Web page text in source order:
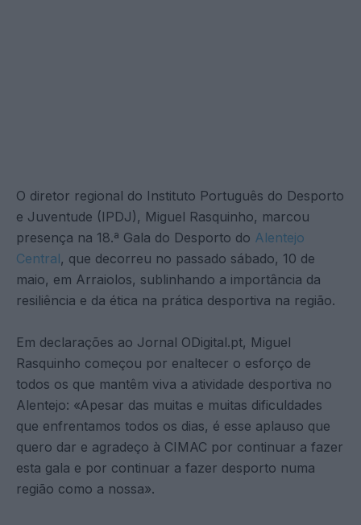
O diretor regional do Instituto Português do Desporto
e Juventude (IPDJ), Miguel Rasquinho, marcou
presença na 18.ª Gala do Desporto do Alentejo
Central, que decorreu no passado sábado, 10 de
maio, em Arraiolos, sublinhando a importância da
resiliência e da ética na prática desportiva na região.
Em declarações ao Jornal ODigital.pt, Miguel
Rasquinho começou por enaltecer o esforço de
todos os que mantêm viva a atividade desportiva no
Alentejo: «Apesar das muitas e muitas dificuldades
que enfrentamos todos os dias, é esse aplauso que
quero dar e agradeço à CIMAC por continuar a fazer
esta gala e por continuar a fazer desporto numa
região como a nossa».